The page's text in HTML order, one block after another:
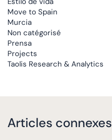
Move to Spain
Murcia
Non catégorisé
Prensa
Projects
Taolis Research & Analytics
Articles connexes